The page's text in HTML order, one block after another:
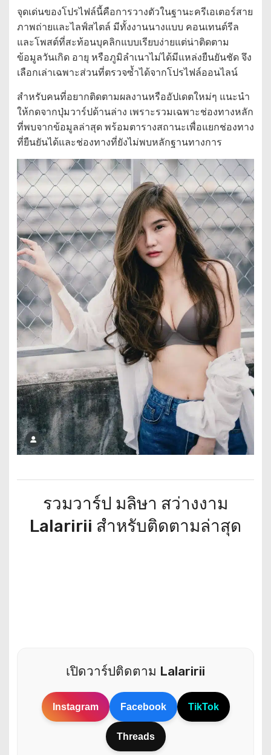
จุดเด่นของโปรไฟล์นี้คือการวางตัวในฐานะครีเอเตอร์สาย
ภาพถ่ายและไลฟ์สไตล์ มีทั้งงานนางแบบ คอนเทนต์รีล
และโพสต์ที่สะท้อนบุคลิกแบบเรียบง่ายแต่น่าติดตาม
ข้อมูลวันเกิด อายุ หรือภูมิลำเนาไม่ได้มีแหล่งยืนยันชัด จึง
เลือกเล่าเฉพาะส่วนที่ตรวจซ้ำได้จากโปรไฟล์ออนไลน์
สำหรับคนที่อยากติดตามผลงานหรืออัปเดตใหม่ๆ แนะนำ
ให้กดจากปุ่มวาร์ปด้านล่าง เพราะรวมเฉพาะช่องทางหลัก
ที่พบจากข้อมูลล่าสุด พร้อมตารางสถานะเพื่อแยกช่องทาง
ที่ยืนยันได้และช่องทางที่ยังไม่พบหลักฐานทางการ
รวมวาร์ป มลิษา สว่างงาม
Lalaririi สำหรับติดตามล่าสุด
เปิดวาร์ปติดตาม Lalaririi
Instagram Facebook TikTok
Threads